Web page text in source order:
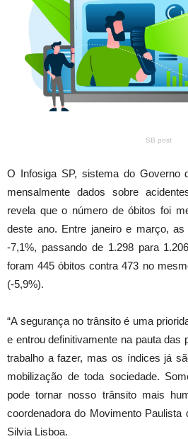
SB post
O Infosiga SP, sistema do Governo
mensalmente dados sobre
revela que o número de óbitos foi
deste ano. Entre janeiro e março,
-7,1%, passando de 1.298 para
foram 445 óbitos contra 473 no
(-5,9%).
“A segurança no trânsito é uma
e entrou definitivamente na pauta das
trabalho a fazer, mas os índices já
mobilização de toda sociedade.
pode tornar nosso trânsito mais
coordenadora do Movimento Paulista
Silvia Lisboa.